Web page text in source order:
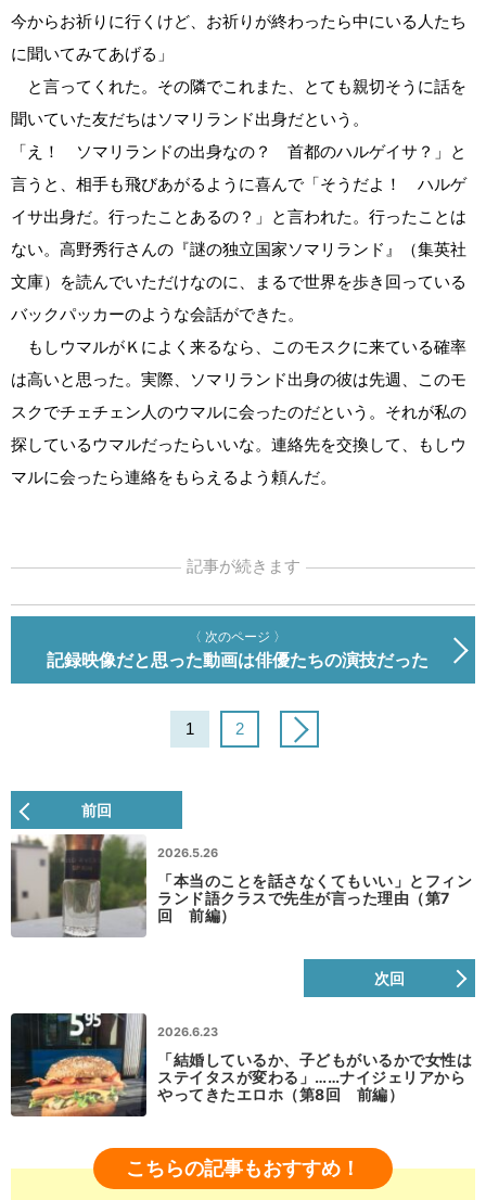
今からお祈りに行くけど、お祈りが終わったら中にいる人たち
に聞いてみてあげる」
と言ってくれた。その隣でこれまた、とても親切そうに話を
聞いていた友だちはソマリランド出身だという。
「え！ ソマリランドの出身なの？ 首都のハルゲイサ？」と
言うと、相手も飛びあがるように喜んで「そうだよ！ ハルゲ
イサ出身だ。行ったことあるの？」と言われた。行ったことは
ない。高野秀行さんの『謎の独立国家ソマリランド』（集英社
文庫）を読んでいただけなのに、まるで世界を歩き回っている
バックパッカーのような会話ができた。
もしウマルがＫによく来るなら、このモスクに来ている確率
は高いと思った。実際、ソマリランド出身の彼は先週、このモ
スクでチェチェン人のウマルに会ったのだという。それが私の
探しているウマルだったらいいな。連絡先を交換して、もしウ
マルに会ったら連絡をもらえるよう頼んだ。
記事が続きます
〈 次のページ 〉
記録映像だと思った動画は俳優たちの演技だった
1 2
前回
2026.5.26
「本当のことを話さなくてもいい」とフィン
ランド語クラスで先生が言った理由（第7
回 前編）
次回
2026.6.23
「結婚しているか、子どもがいるかで女性は
ステイタスが変わる」……ナイジェリアから
やってきたエロホ（第8回 前編）
こちらの記事もおすすめ！